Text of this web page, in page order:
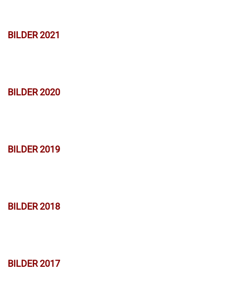
BILDER 2021
BILDER 2020
BILDER 2019
BILDER 2018
BILDER 2017